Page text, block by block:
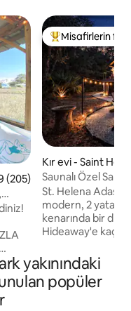
arasında
ortalama 4,99
(205)
Misafirlerin
Misafirlerin
Kır evi - Saint
Saunalı Özel Sahil
St. Helena
modern, 2 yatak
kenarında bir
Hideaway'e
çevrili olan bu
kır evi, özel bir
olmak üzere
yakınındaki
popüler